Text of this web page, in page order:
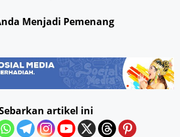
Menjadi Pemenang
artikel ini